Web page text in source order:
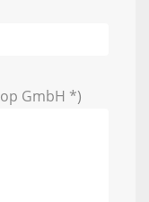
GmbH *)